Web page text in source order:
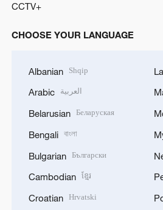
CCTV+
CHOOSE YOUR LANGUAGE
Albanian Shqip
Arabic العربية
Belarusian Беларуская
Bengali বাংলা
Bulgarian Български
Cambodian ខ្មែរ
Croatian Hrvatski